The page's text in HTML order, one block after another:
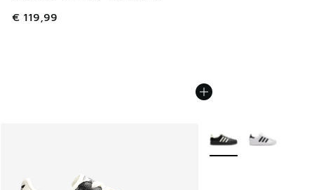
€ 119,99
Weitere Farben